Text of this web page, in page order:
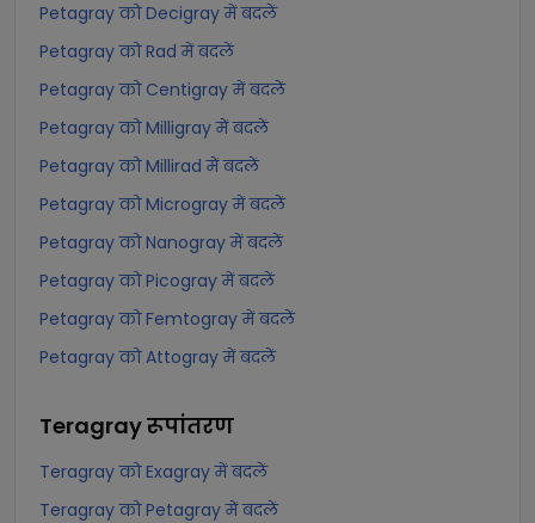
Petagray को Decigray में बदलें
Petagray को Rad में बदलें
Petagray को Centigray में बदलें
Petagray को Milligray में बदलें
Petagray को Millirad में बदलें
Petagray को Microgray में बदलें
Petagray को Nanogray में बदलें
Petagray को Picogray में बदलें
Petagray को Femtogray में बदलें
Petagray को Attogray में बदलें
Teragrayरूपांतरण
Teragray को Exagray में बदलें
Teragray को Petagray में बदलें